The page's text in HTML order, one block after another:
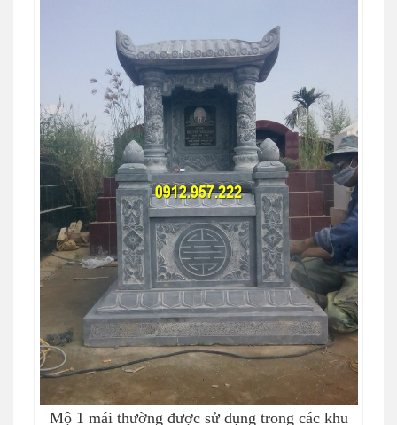
Mộ 1 mái thường được sử dụng trong các khu